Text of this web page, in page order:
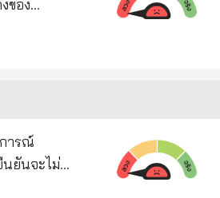
การนึ่ง
ช้ได้ไม่
ากแป้ง
.กำหนด
อาหารที่
ที่อาจจะ
ารณ์
นยันจะไม่